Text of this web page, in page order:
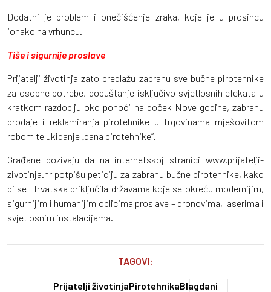
Dodatni je problem i onečišćenje zraka, koje je u prosincu
ionako na vrhuncu.
Tiše i sigurnije proslave
Prijatelji životinja zato predlažu zabranu sve bučne pirotehnike
za osobne potrebe, dopuštanje isključivo svjetlosnih efekata u
kratkom razdoblju oko ponoći na doček Nove godine, zabranu
prodaje i reklamiranja pirotehnike u trgovinama mješovitom
robom te ukidanje „dana pirotehnike”.
Građane pozivaju da na internetskoj stranici www.prijatelji-
zivotinja.hr potpišu peticiju za zabranu bučne pirotehnike, kako
bi se Hrvatska priključila državama koje se okreću modernijim,
sigurnijim i humanijim oblicima proslave – dronovima, laserima i
svjetlosnim instalacijama.
TAGOVI:
Prijatelji životinjaPirotehnikaBlagdani